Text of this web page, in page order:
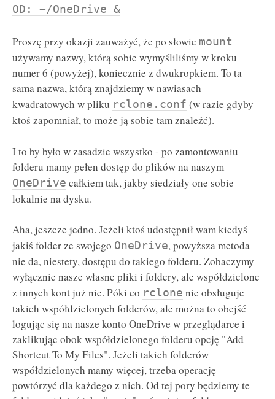
OD: ~/OneDrive &
Proszę przy okazji zauważyć, że po słowie mount
używamy nazwy, którą sobie wymyśliliśmy w kroku
numer 6 (powyżej), koniecznie z dwukropkiem. To ta
sama nazwa, którą znajdziemy w nawiasach
kwadratowych w pliku rclone.conf (w razie gdyby
ktoś zapomniał, to może ją sobie tam znaleźć).
I to by było w zasadzie wszystko - po zamontowaniu
folderu mamy pełen dostęp do plików na naszym
OneDrive całkiem tak, jakby siedziały one sobie
lokalnie na dysku.
Aha, jeszcze jedno. Jeżeli ktoś udostępnił wam kiedyś
jakiś folder ze swojego OneDrive, powyższa metoda
nie da, niestety, dostępu do takiego folderu. Zobaczymy
wyłącznie nasze własne pliki i foldery, ale współdzielone
z innych kont już nie. Póki co rclone nie obsługuje
takich współdzielonych folderów, ale można to obejść
logując się na nasze konto OneDrive w przeglądarce i
zaklikując obok współdzielonego folderu opcję "Add
Shortcut To My Files". Jeżeli takich folderów
współdzielonych mamy więcej, trzeba operację
powtórzyć dla każdego z nich. Od tej pory będziemy te